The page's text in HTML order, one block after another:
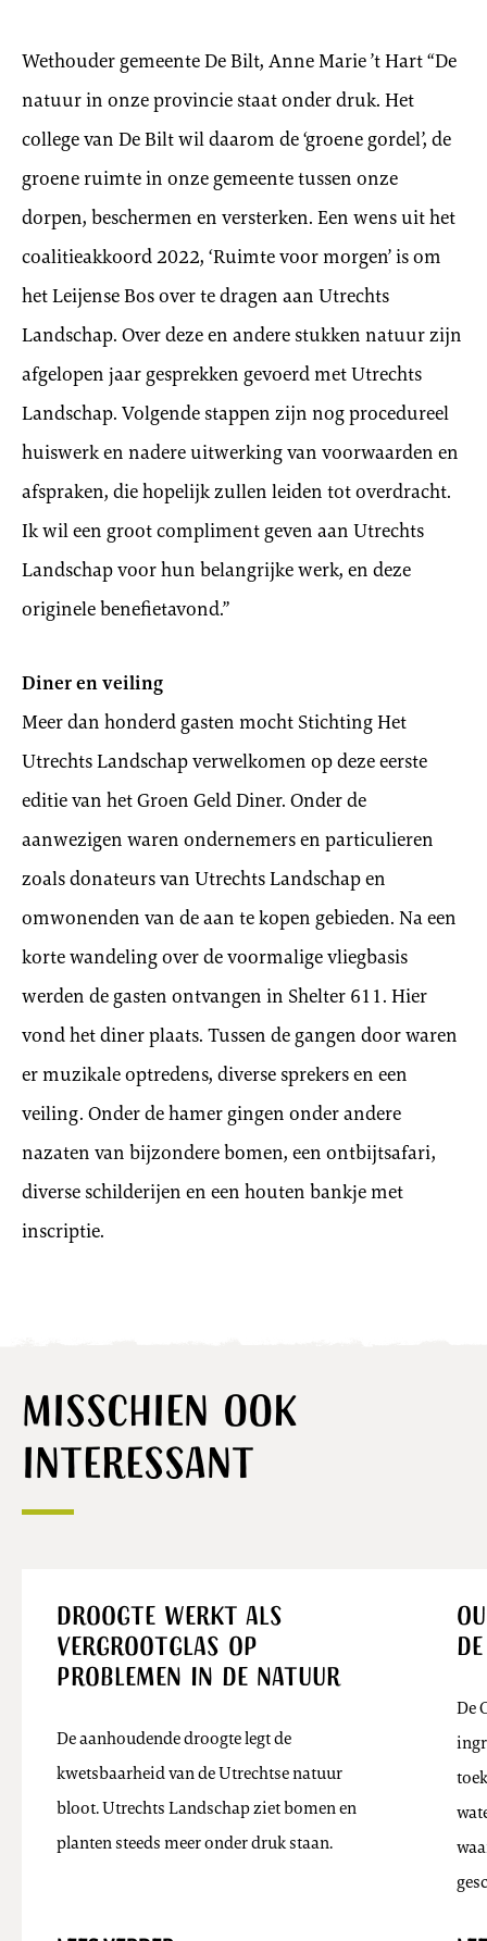
Wethouder gemeente De Bilt, Anne Marie ’t Hart “De
natuur in onze provincie staat onder druk. Het
college van De Bilt wil daarom de ‘groene gordel’, de
groene ruimte in onze gemeente tussen onze
dorpen, beschermen en versterken. Een wens uit het
coalitieakkoord 2022, ‘Ruimte voor morgen’ is om
het Leijense Bos over te dragen aan Utrechts
Landschap. Over deze en andere stukken natuur zijn
afgelopen jaar gesprekken gevoerd met Utrechts
Landschap. Volgende stappen zijn nog procedureel
huiswerk en nadere uitwerking van voorwaarden en
afspraken, die hopelijk zullen leiden tot overdracht.
Ik wil een groot compliment geven aan Utrechts
Landschap voor hun belangrijke werk, en deze
originele benefietavond.”
Diner en veiling
Meer dan honderd gasten mocht Stichting Het
Utrechts Landschap verwelkomen op deze eerste
editie van het Groen Geld Diner. Onder de
aanwezigen waren ondernemers en particulieren
zoals donateurs van Utrechts Landschap en
omwonenden van de aan te kopen gebieden. Na een
korte wandeling over de voormalige vliegbasis
werden de gasten ontvangen in Shelter 611. Hier
vond het diner plaats. Tussen de gangen door waren
er muzikale optredens, diverse sprekers en een
veiling. Onder de hamer gingen onder andere
nazaten van bijzondere bomen, een ontbijtsafari,
diverse schilderijen en een houten bankje met
inscriptie.
Misschien ook
interessant
Droogte werkt als
vergrootglas op
problemen in de natuur
De aanhoudende droogte legt de
kwetsbaarheid van de Utrechtse natuur
bloot. Utrechts Landschap ziet bomen en
planten steeds meer onder druk staan.
De